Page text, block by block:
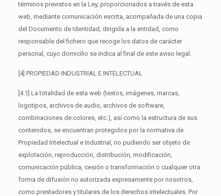
términos previstos en la Ley, proporcionados a través de esta
web, mediante comunicación escrita, acompañada de una copia
del Documento de Identidad, dirigida a la entidad, como
responsable del fichero que recoge los datos de carácter
personal, cuyo domicilio se indica al final de este aviso legal.
[4] PROPIEDAD INDUSTRIAL E INTELECTUAL
[4.1] La totalidad de esta web (textos, imágenes, marcas,
logotipos, archivos de audio, archivos de software,
combinaciones de colores, etc.), así como la estructura de sus
contenidos, se encuentran protegidos por la normativa de
Propiedad Intelectual e Industrial, no pudiendo ser objeto de
explotación, reproducción, distribución, modificación,
comunicación pública, cesión o transformación o cualquier otra
forma de difusión no autorizada expresamente por nosotros,
como prestadores y titulares de los derechos intelectuales. Por